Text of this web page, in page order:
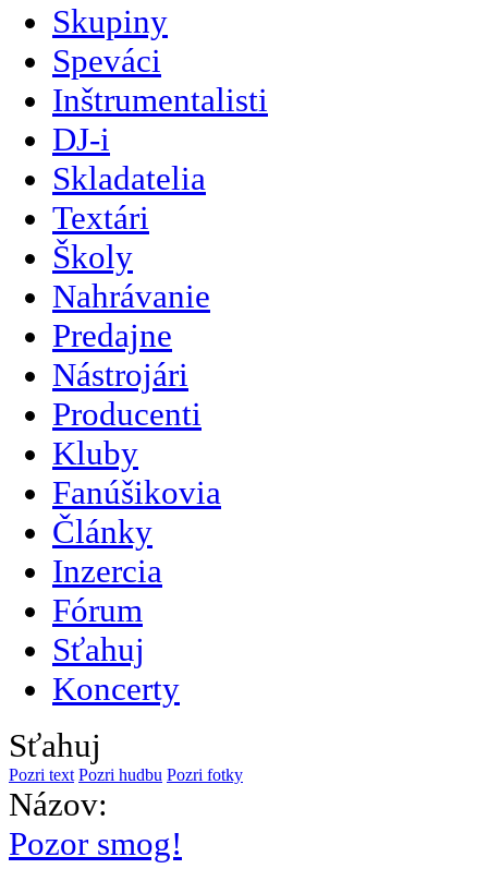
Skupiny
Speváci
Inštrumentalisti
DJ-i
Skladatelia
Textári
Školy
Nahrávanie
Predajne
Nástrojári
Producenti
Kluby
Fanúšikovia
Články
Inzercia
Fórum
Sťahuj
Koncerty
Sťahuj
Pozri text Pozri hudbu Pozri fotky
Názov:
Pozor smog!